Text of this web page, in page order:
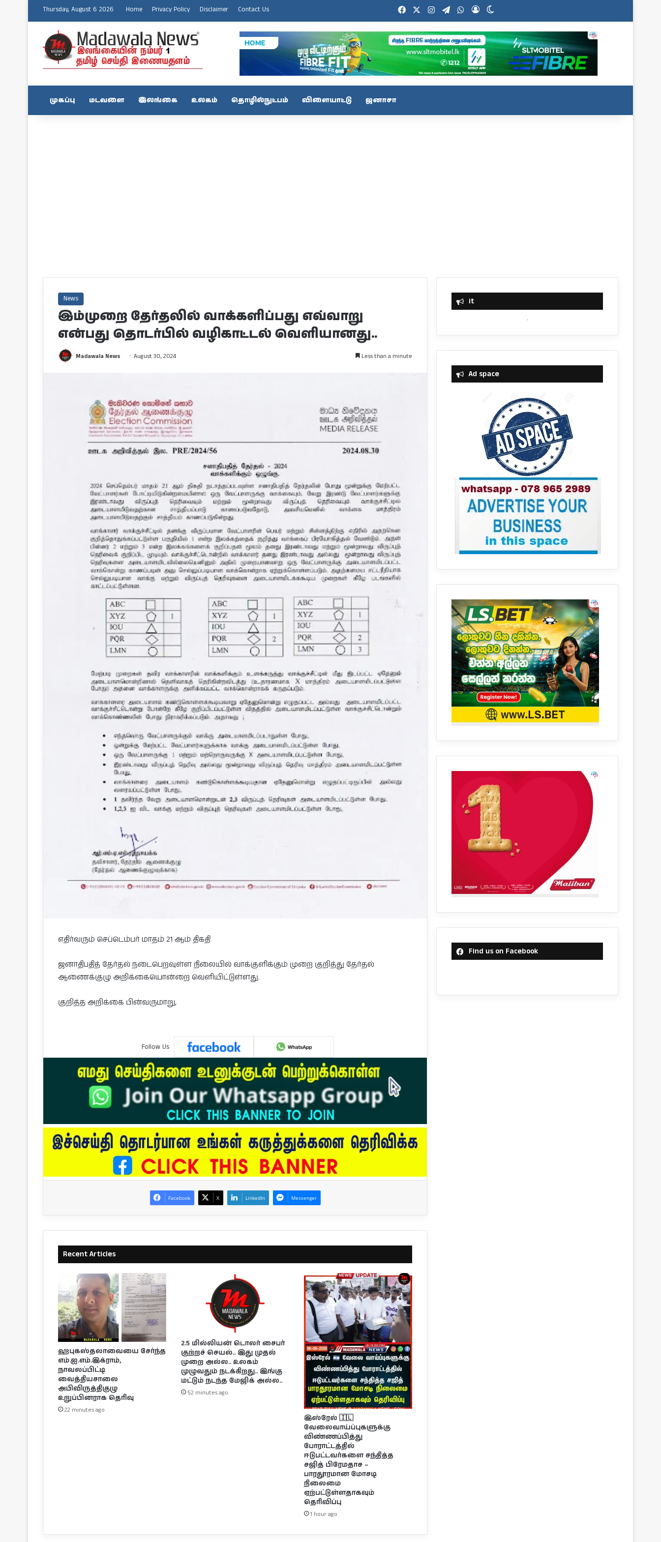
Thursday, August 6 2026 Home Privacy Policy Disclaimer Contact Us FacebookInstagramTelegramWhatsApp
Log In
முகப்பு மடவளை இலங்கை உலகம் தொழில்நுட்பம் விளையாட்டு ஜனாசா
News
இம்முறை தேர்தலில் வாக்களிப்பது எவ்வாறு
என்பது தொடர்பில் வழிகாட்டல் வெளியானது..
Madawala News August 30, 2024 Less than a minute
எதிர்வரும் செப்டெம்பர் மாதம் 21 ஆம் திகதி
ஜனாதிபதித் தேர்தல் நடைபெறவுள்ள நிலையில் வாக்குளிக்கும் முறை குறித்து தேர்தல்
ஆணைக்குழு அறிக்கையொன்றை வெளியிட்டுள்ளது.
குறித்த அறிக்கை பின்வருமாறு,
Follow Us
Facebook X LinkedIn Messenger
Recent Articles
ஹபுகஸ்தலாவையை சேர்ந்த
எம்.ஐ.எம்.இக்ராம்,
நாவலப்பிட்டி
வைத்தியசாலை
அபிவிருத்திகுழு
உறுப்பினராக தெரிவு
22 minutes ago
2.5 மில்லியன் டொலர் சைபர்
குற்றச் செயல்.. இது முதல்
முறை அல்ல.. உலகம்
முழுவதும் நடக்கிறது.. இங்கு
மட்டும் நடந்த மேஜிக் அல்ல..
52 minutes ago
இஸ்ரேல் 🇮🇱
வேலைவாய்ப்புகளுக்கு
விண்ணப்பித்து
போராட்டத்தில்
ஈடுபட்டவர்களை சந்தித்த
சஜித் பிரேமதாச –
பாரதூரமான மோசடி
நிலைமை
ஏற்பட்டுள்ளதாகவும்
தெரிவிப்பு
1 hour ago
it
Ad space
Find us on Facebook